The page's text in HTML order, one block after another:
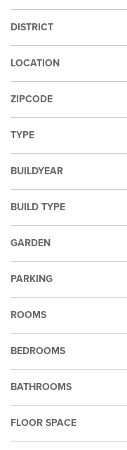
DISTRICT
LOCATION
ZIPCODE
TYPE
BUILDYEAR
BUILD TYPE
GARDEN
PARKING
ROOMS
BEDROOMS
BATHROOMS
FLOOR SPACE